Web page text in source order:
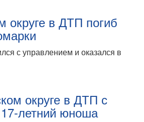
округе в ДТП погиб
с управлением и оказался в
округе в ДТП с
летний юноша